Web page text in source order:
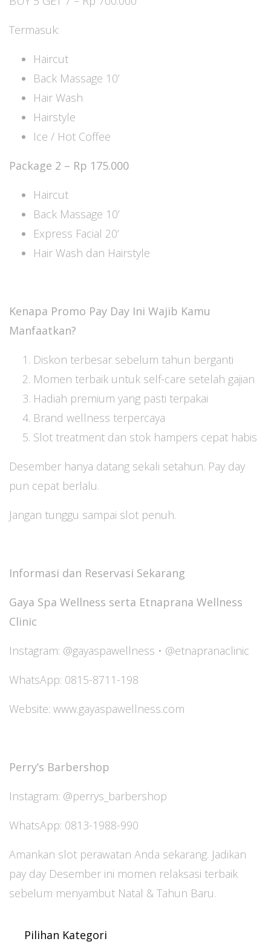
Termasuk:
Haircut
Back Massage 10’
Hair Wash
Hairstyle
Ice / Hot Coffee
Package 2 – Rp 175.000
Haircut
Back Massage 10’
Express Facial 20’
Hair Wash dan Hairstyle
Kenapa Promo Pay Day Ini Wajib Kamu
Manfaatkan?
Diskon terbesar sebelum tahun berganti
Momen terbaik untuk self-care setelah gajian
Hadiah premium yang pasti terpakai
Brand wellness terpercaya
Slot treatment dan stok hampers cepat habis
Desember hanya datang sekali setahun. Pay day
pun cepat berlalu.
Jangan tunggu sampai slot penuh.
Informasi dan Reservasi Sekarang
Gaya Spa Wellness serta Etnaprana Wellness
Clinic
Instagram: @gayaspawellness • @etnapranaclinic
WhatsApp: 0815-8711-198
Website: www.gayaspawellness.com
Perry’s Barbershop
Instagram: @perrys_barbershop
WhatsApp: 0813-1988-990
Amankan slot perawatan Anda sekarang. Jadikan
pay day Desember ini momen relaksasi terbaik
sebelum menyambut Natal & Tahun Baru.
Pilihan Kategori